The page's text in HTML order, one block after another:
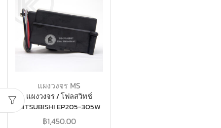
แผงวงจร MS
แผงวงจร / โฟลสวิทช์
MITSUBISHI EP205-305W
แท้
฿1,450.00